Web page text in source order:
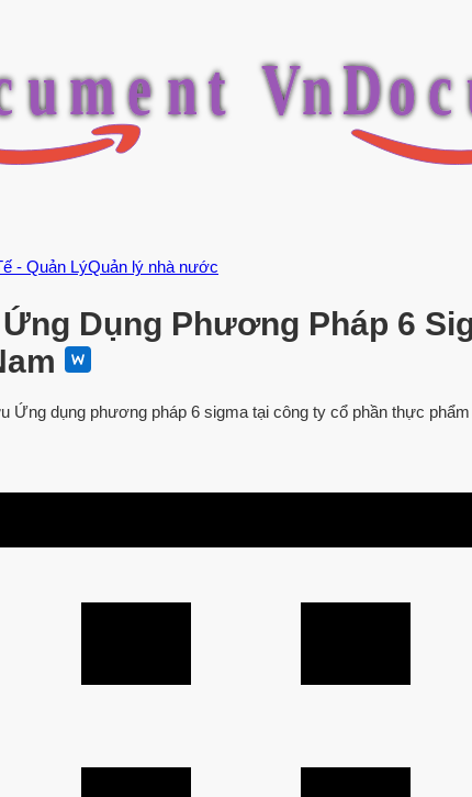
ument VnDoc
- Quản LýQuản lý nhà nước
Dụng Phương Pháp 6
Ứng dụng phương pháp 6 sigma tại công ty cổ phần thực